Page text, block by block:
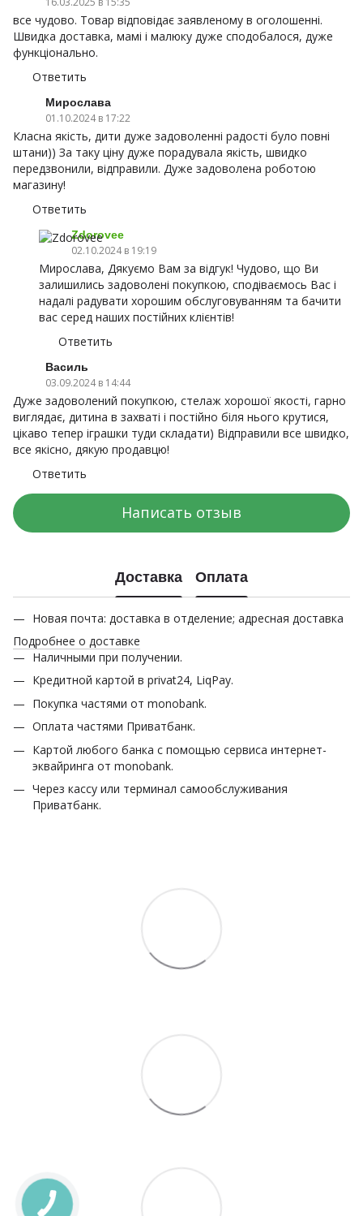
все чудово. Товар відповідає заявленому в оголошенні.
Швидка доставка, мамі і малюку дуже сподобалося, дуже
функціонально.
Ответить
Мирослава
01.10.2024 в 17:22
Класна якість, дити дуже задоволенні радості було повні
штани)) За таку ціну дуже порадувала якість, швидко
передзвонили, відправили. Дуже задоволена роботою
магазину!
Ответить
Zdorovee
02.10.2024 в 19:19
Мирослава, Дякуємо Вам за відгук! Чудово, що Ви
залишились задоволені покупкою, сподіваємось Вас і
надалі радувати хорошим обслуговуванням та бачити
вас серед наших постійних клієнтів!
Ответить
Василь
03.09.2024 в 14:44
Дуже задоволений покупкою, стелаж хорошої якості, гарно
виглядає, дитина в захваті і постійно біля нього крутися,
цікаво тепер іграшки туди складати) Відправили все швидко,
все якісно, дякую продавцю!
Ответить
Написать отзыв
Доставка Оплата
Новая почта: доставка в отделение; адресная доставка
Подробнее о доставке
Наличными при получении.
Кредитной картой в privat24, LiqPay.
Покупка частями от monobank.
Оплата частями Приватбанк.
Картой любого банка с помощью сервиса интернет-
эквайринга от monobank.
Через кассу или терминал самообслуживания
Приватбанк.